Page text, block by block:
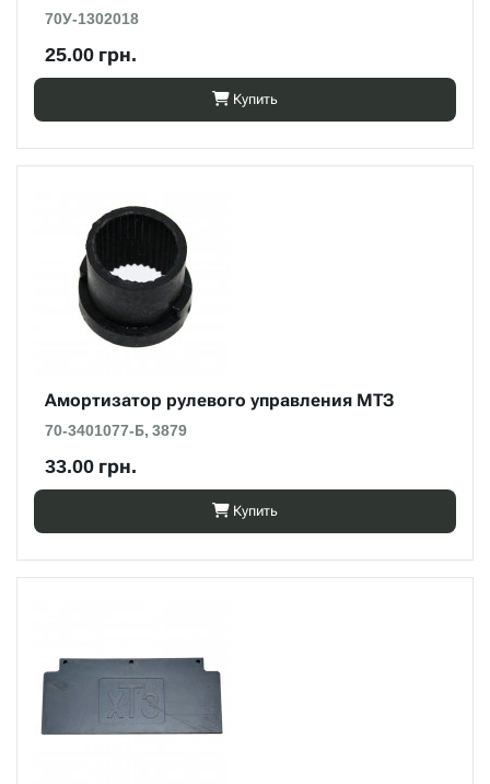
70У-1302018
25.00 грн.
Купить
Амортизатор рулевого управления МТЗ
70-3401077-Б, 3879
33.00 грн.
Купить